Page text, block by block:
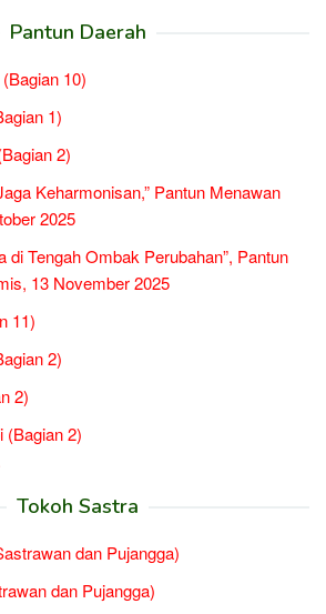
Pantun Daerah
10)
1)
2)
Keharmonisan,” Pantun Menawan
2025
di Tengah Ombak Perubahan”, Pantun
13 November 2025
11)
2)
2)
(Bagian 2)
Tokoh Sastra
dan Pujangga)
dan Pujangga)